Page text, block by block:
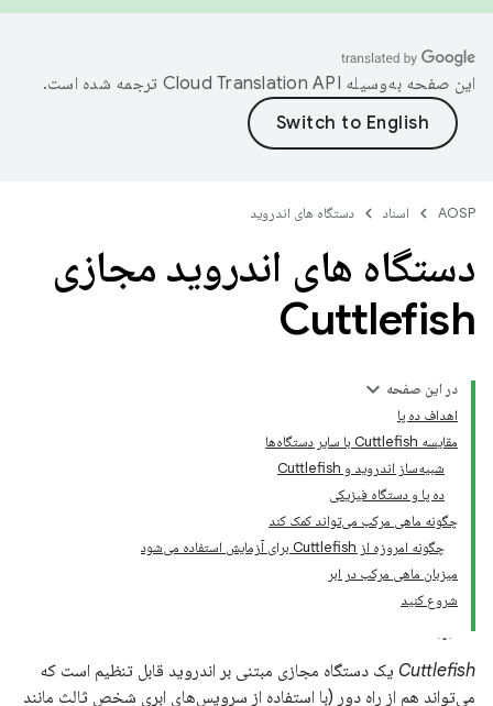
این صفحه به‌وسیله ترجمه شده است.
AOSP اسناد دستگاه های اندروید
دستگاه های اندروید مجازی
Cuttlefish
در این صفحه
اهداف ده پا
مقایسه Cuttlefish با سایر دستگاه‌ها
شبیه‌ساز اندروید و Cuttlefish
ده پا و دستگاه فیزیکی
چگونه ماهی مرکب می‌تواند کمک کند
چگونه امروزه از Cuttlefish برای آزمایش استفاده می‌شود
میزبان ماهی مرکب در ابر
شروع کنید
Cuttlefish یک دستگاه مجازی مبتنی بر اندروید قابل تنظیم است که
می‌تواند هم از راه دور (با استفاده از سرویس‌های ابری شخص ثالث مانند